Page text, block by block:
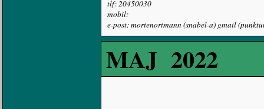
tlf: 20450030
mobil:
e-post: mortenortmann (snabel-a) gmail
MAJ 2022